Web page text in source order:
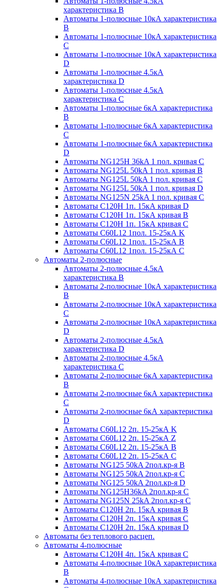
характеристика В
Автоматы 1-полюсные 10кА характеристика
B
Автоматы 1-полюсные 10кА характеристика
C
Автоматы 1-полюсные 10кА характеристика
D
Автоматы 1-полюсные 4.5кА
характеристика D
Автоматы 1-полюсные 4.5кА
характеристика С
Автоматы 1-полюсные 6кА характеристика
B
Автоматы 1-полюсные 6кА характеристика
C
Автоматы 1-полюсные 6кА характеристика
D
Автоматы NG125H 36kA 1 пол. кривая C
Автоматы NG125L 50kA 1 пол. кривая B
Автоматы NG125L 50kA 1 пол. кривая C
Автоматы NG125L 50kA 1 пол. кривая D
Автоматы NG125N 25kA 1 пол. кривая C
Автоматы С120H 1п. 15кА кривая D
Автоматы С120H 1п. 15кА кривая В
Автоматы С120H 1п. 15кА кривая С
Автоматы С60L12 1пол. 15-25кА K
Автоматы С60L12 1пол. 15-25кА В
Автоматы С60L12 1пол. 15-25кА С
Автоматы 2-полюсные
Автоматы 2-полюсные 4.5кА
характеристика В
Автоматы 2-полюсные 10кА характеристика
B
Автоматы 2-полюсные 10кА характеристика
C
Автоматы 2-полюсные 10кА характеристика
D
Автоматы 2-полюсные 4.5кА
характеристика D
Автоматы 2-полюсные 4.5кА
характеристика С
Автоматы 2-полюсные 6кА характеристика
B
Автоматы 2-полюсные 6кА характеристика
C
Автоматы 2-полюсные 6кА характеристика
D
Автоматы C60L12 2п. 15-25кА K
Автоматы C60L12 2п. 15-25кА Z
Автоматы C60L12 2п. 15-25кА B
Автоматы C60L12 2п. 15-25кА C
Автоматы NG125 50kA 2пол.кр-я B
Автоматы NG125 50kA 2пол.кр-я C
Автоматы NG125 50kA 2пол.кр-я D
Автоматы NG125H36kA 2пол.кр-я C
Автоматы NG125N 25kA 2пол.кр-я C
Автоматы С120H 2п. 15кА кривая B
Автоматы С120H 2п. 15кА кривая C
Автоматы С120H 2п. 15кА кривая D
Автоматы без теплового расцеп.
Автоматы 4-полюсные
Автоматы С120H 4п. 15кА кривая C
Автоматы 4-полюсные 10кА характеристика
B
Автоматы 4-полюсные 10кА характеристика